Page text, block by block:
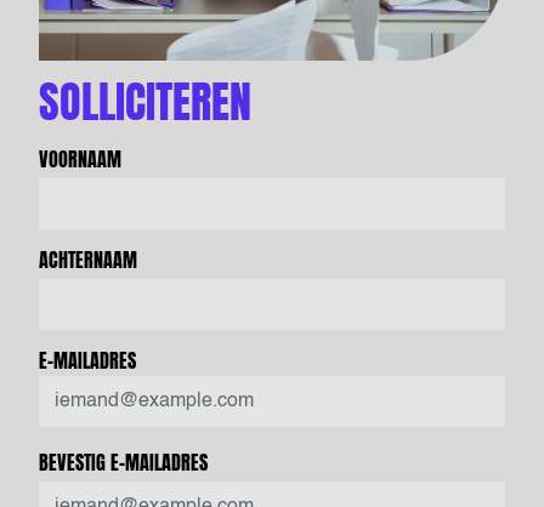
SOLLICITEREN
VOORNAAM
ACHTERNAAM
E-MAILADRES
BEVESTIG E-MAILADRES